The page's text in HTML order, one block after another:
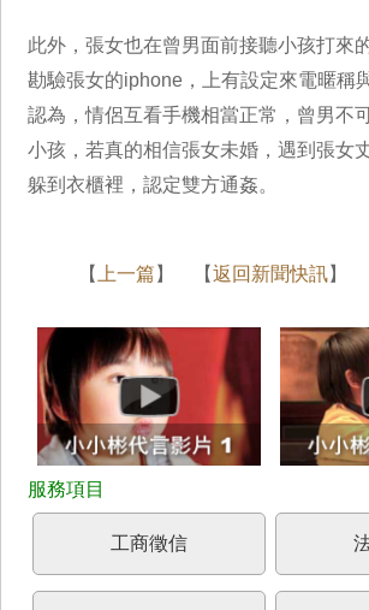
此外，張女也在曾男面前接聽小孩打來
勘驗張女的iphone，上有設定來電暱稱
認為，情侶互看手機相當正常，曾男不
小孩，若真的相信張女未婚，遇到張女
躲到衣櫃裡，認定雙方通姦。
【 上一篇 】 【返回新聞快訊】
工商徵信